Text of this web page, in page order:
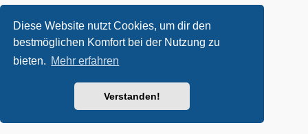
Diese Website nutzt Cookies, um dir den
bestmöglichen Komfort bei der Nutzung zu
bieten. Mehr erfahren
Verstanden!